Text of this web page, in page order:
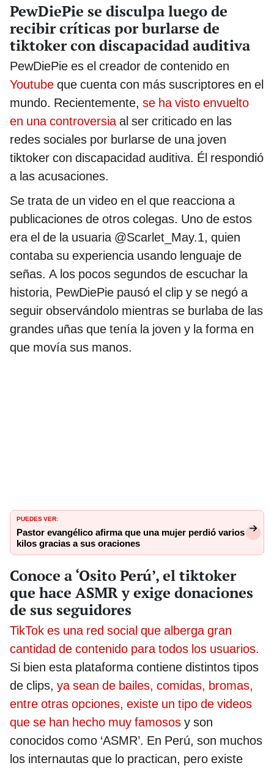
PewDiePie se disculpa luego de
recibir críticas por burlarse de
tiktoker con discapacidad auditiva
PewDiePie es el creador de contenido en
Youtube que cuenta con más suscriptores en el
mundo. Recientemente, se ha visto envuelto
en una controversia al ser criticado en las
redes sociales por burlarse de una joven
tiktoker con discapacidad auditiva. Él respondió
a las acusaciones.
Se trata de un video en el que reacciona a
publicaciones de otros colegas. Uno de estos
era el de la usuaria @Scarlet_May.1, quien
contaba su experiencia usando lenguaje de
señas. A los pocos segundos de escuchar la
historia, PewDiePie pausó el clip y se negó a
seguir observándolo mientras se burlaba de las
grandes uñas que tenía la joven y la forma en
que movía sus manos.
PUEDES VER:
Pastor evangélico afirma que una mujer perdió varios
kilos gracias a sus oraciones
Conoce a ‘Osito Perú’, el tiktoker
que hace ASMR y exige donaciones
de sus seguidores
TikTok es una red social que alberga gran
cantidad de contenido para todos los usuarios.
Si bien esta plataforma contiene distintos tipos
de clips, ya sean de bailes, comidas, bromas,
entre otras opciones, existe un tipo de videos
que se han hecho muy famosos y son
conocidos como ‘ASMR’. En Perú, son muchos
los internautas que lo practican, pero existe